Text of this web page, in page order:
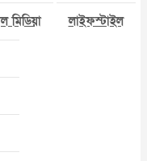
মিডিয়া লাইফস্টাইল